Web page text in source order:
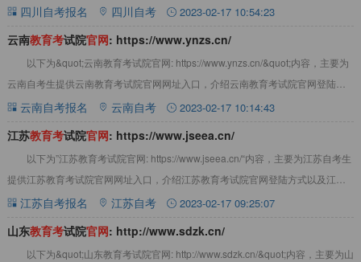
式以及四川自考报名 四川自考 2023-02-17 10:54:23
云南教育考试院官网: https://www.ynzs.cn/
以下为&quot;云南教育考试院官网: https://www.ynzs.cn/&quot;内容，主要为
云南自考生提供云南教育考试院官网网址入口，介绍云南教育考试院官网登陆方
式以及云南自考报名 云南自考 2023-02-17 10:14:43
江苏教育考试院官网: https://www.jseea.cn/
以下为”江苏教育考试院官网: https://www.jseea.cn/“内容，主要为江苏自考生
提供江苏教育考试院官网网址入口，介绍江苏教育考试院官网登陆方式以及江苏
教育考试院简介
江苏自考报名 江苏自考 2023-02-17 09:25:07
山东教育考试院官网: http://www.sdzk.cn/
以下为&quot;山东教育考试院官网: http://www.sdzk.cn/&quot;内容，主要为山